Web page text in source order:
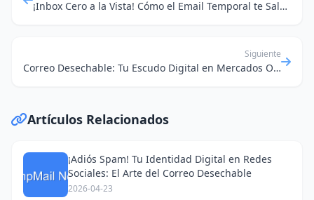
¡Inbox Cero a la Vista! Cómo el Email Temporal te Salva de la Basura Digital
Siguiente
Correo Desechable: Tu Escudo Digital en Mercados Online y Pruebas de Software
Artículos Relacionados
¡Adiós Spam! Tu Identidad Digital en Redes
Sociales: El Arte del Correo Desechable
2026-04-23